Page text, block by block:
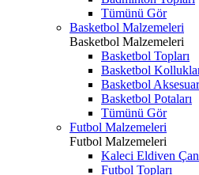
Tümünü Gör
Basketbol Malzemeleri
Basketbol Malzemeleri
Basketbol Topları
Basketbol
Basketbol
Basketbol Potaları
Tümünü Gör
Futbol Malzemeleri
Futbol Malzemeleri
Kaleci Eldiven
Futbol Topları